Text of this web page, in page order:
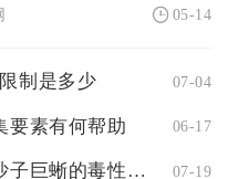
05-14
制是多少 07-04
要素有何帮助 06-17
如何在地下城堡2中防止沙子巨蜥的毒性攻击 07-19